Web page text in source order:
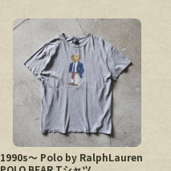
1990s〜 Polo by RalphLauren